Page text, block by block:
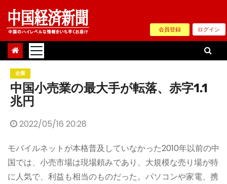
Skip
content
会員登録 ログイン
企業
中国小売業の最大手が転落、赤字1.1
兆円
2022/05/16 20:28
モバイルネットが本格普及していなかった2010年以前の中
国では、小売市場は現場頼みであり、大規模な売り場が特
に人気で、利益も相当のものだった。パソコンや家電、携